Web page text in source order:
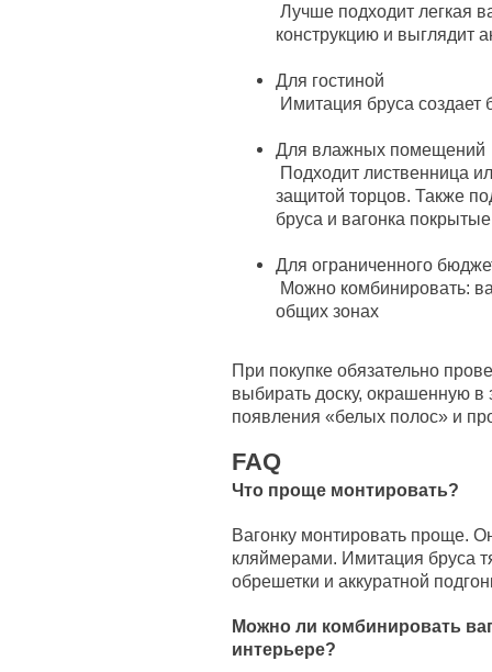
Лучше подходит легкая
конструкцию и выглядит
Для гостиной
Имитация бруса
Для влажных помещений
Подходит лиственница
защитой торцов. Также
бруса и вагонка
Для ограниченного
Можно комбинировать:
общих зонах
При покупке обязательно
выбирать доску, окрашенную в
появления «белых полос» и
FAQ
Что проще монтировать?
Вагонку монтировать проще.
кляймерами. Имитация бруса
обрешетки и аккуратной
Можно ли комбинировать
интерьере?